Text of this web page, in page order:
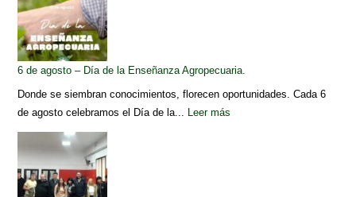
6 de agosto – Día de la Enseñanza Agropecuaria.
Donde se siembran conocimientos, florecen oportunidades. Cada 6
de agosto celebramos el Día de la... Leer más